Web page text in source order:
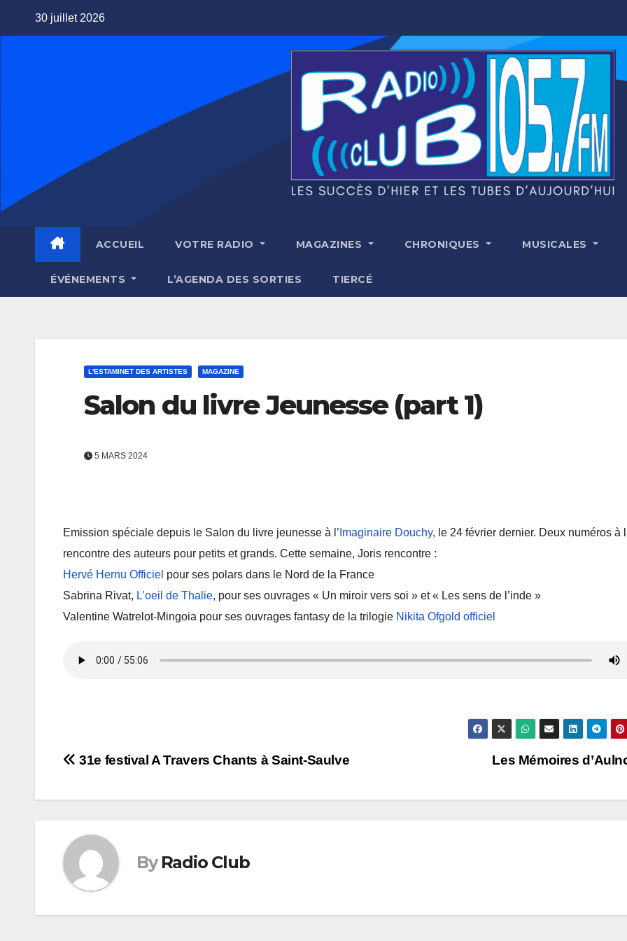
30 juillet 2026
ACCUEIL VOTRE RADIO MAGAZINES CHRONIQUES MUSICALES
ÉVÉNEMENTS L’AGENDA DES SORTIES TIERCÉ
L'ESTAMINET DES ARTISTES MAGAZINE
Salon du livre Jeunesse (part 1)
5 MARS 2024
Emission spéciale depuis le Salon du livre jeunesse à l’ Imaginaire Douchy, le 24 février dernier. Deux numéros à
rencontre des auteurs pour petits et grands. Cette semaine, Joris rencontre :
Hervé Hernu Officiel pour ses polars dans le Nord de la France
Sabrina Rivat, L’oeil de Thalie, pour ses ouvrages « Un miroir vers soi » et « Les sens de l’inde »
Valentine Watrelot-Mingoia pour ses ouvrages fantasy de la trilogie Nikita Ofgold officiel
Navigation
de
Les Mémoires
31e festival A Travers Chants à Saint-Saulve
By Radio Club